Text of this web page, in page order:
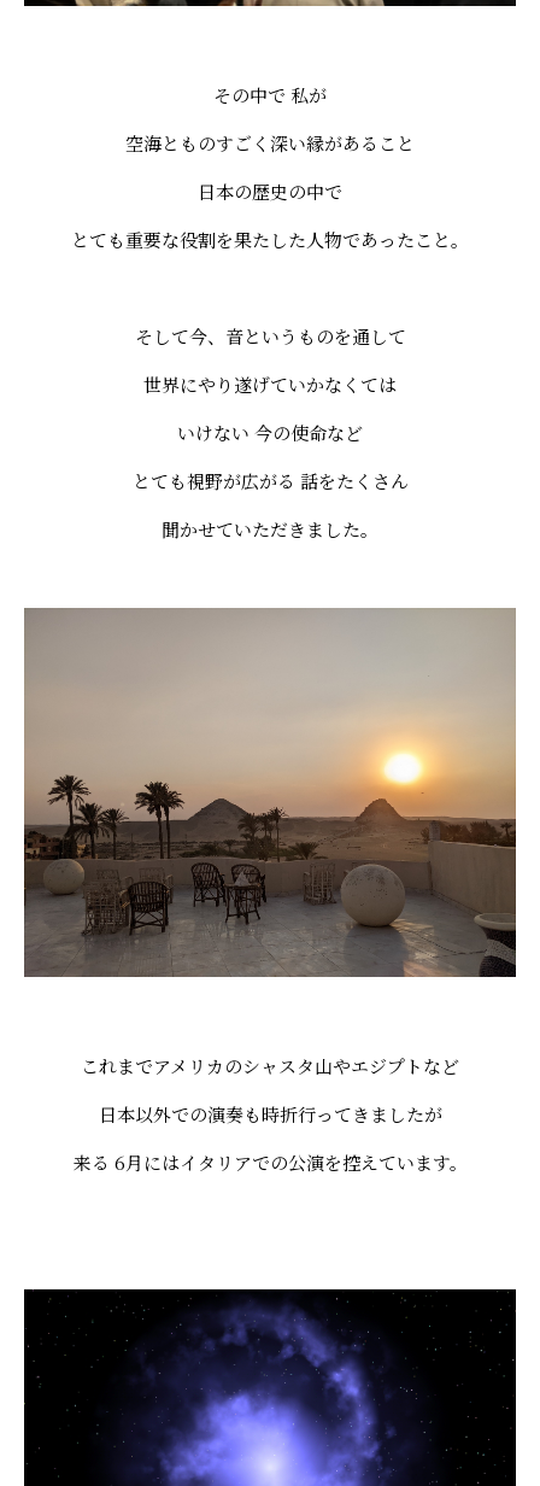
その中で 私が
空海とものすごく深い縁があること
日本の歴史の中で
とても重要な役割を果たした人物であったこと。
そして今、音というものを通して
世界にやり遂げていかなくては
いけない 今の使命など
とても視野が広がる 話をたくさん
聞かせていただきました。
これまでアメリカのシャスタ山やエジプトなど
日本以外での演奏も時折行ってきましたが
来る 6月にはイタリアでの公演を控えています。